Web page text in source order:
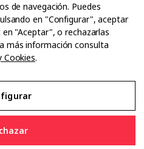
de navegación. Puedes
en "Configurar", aceptar
"Aceptar", o rechazarlas
más información consulta
Cookies.
Legal